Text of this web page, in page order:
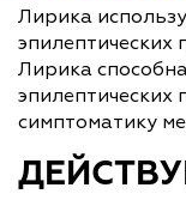
Лирика
эпилептических
Лирика
эпилептических
симптоматику